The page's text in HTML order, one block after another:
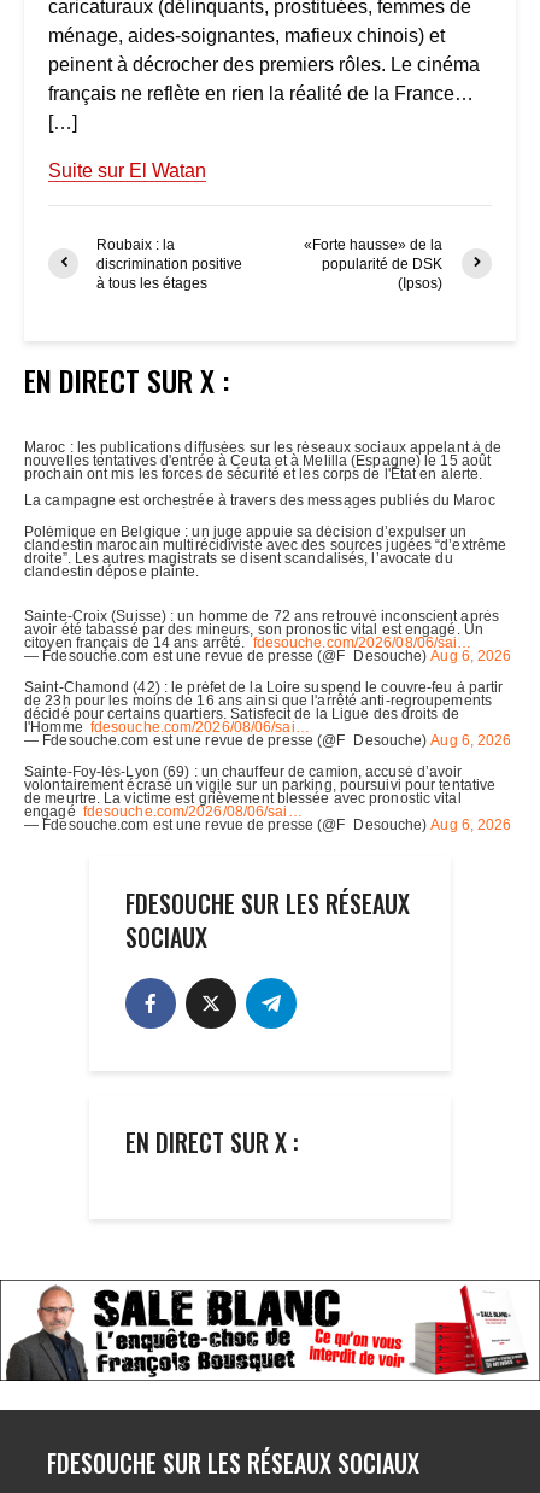
caricaturaux (délinquants, prostituées, femmes de
ménage, aides-soignantes, mafieux chinois) et
peinent à décrocher des premiers rôles. Le cinéma
français ne reflète en rien la réalité de la France…
[…]
Suite sur El Watan
Roubaix : la
discrimination positive
à tous les étages
«Forte hausse» de la
popularité de DSK
(Ipsos)
EN DIRECT SUR X :
FDESOUCHE SUR LES RÉSEAUX
SOCIAUX
EN DIRECT SUR X :
FDESOUCHE SUR LES RÉSEAUX SOCIAUX